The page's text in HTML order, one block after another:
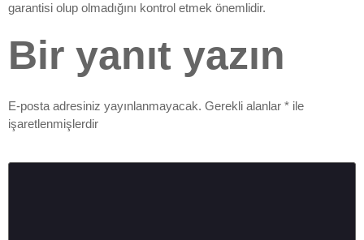
garantisi olup olmadığını kontrol etmek önemlidir.
Bir yanıt yazın
E-posta adresiniz yayınlanmayacak. Gerekli alanlar * ile
işaretlenmişlerdir